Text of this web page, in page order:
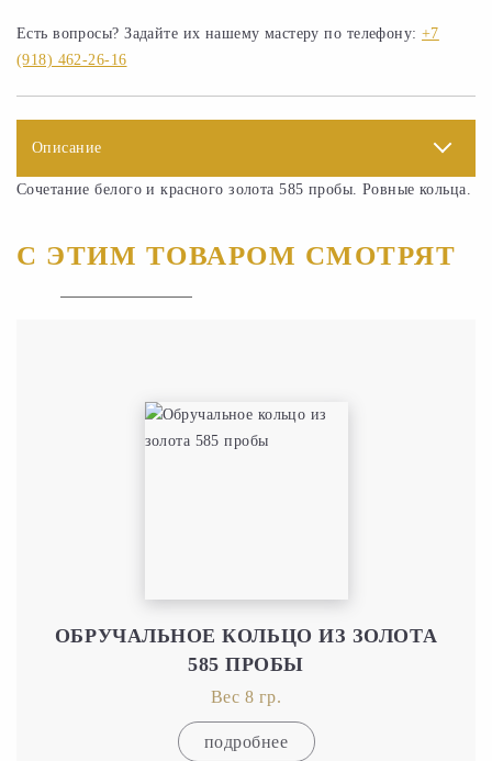
Есть вопросы? Задайте их нашему мастеру по телефону:+7
(918) 462-26-16
Описание
Сочетание белого и красного золота 585 пробы. Ровные кольца.
С ЭТИМ ТОВАРОМ СМОТРЯТ
ОБРУЧАЛЬНОЕ КОЛЬЦО ИЗ ЗОЛОТА
585 ПРОБЫ
Вес 8 гр.
подробнее